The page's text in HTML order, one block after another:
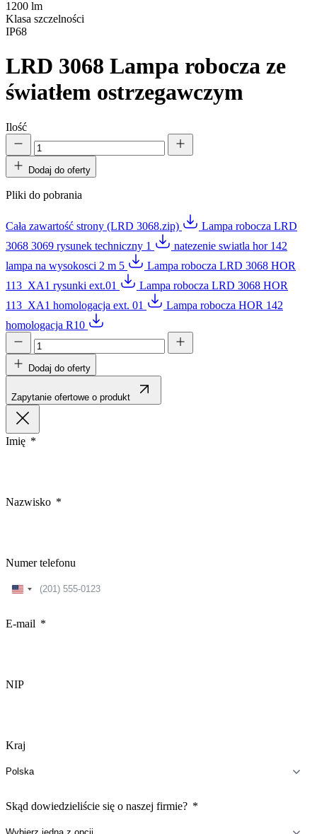
1200 lm
Klasa szczelności
IP68
LRD 3068 Lampa robocza ze
światłem ostrzegawczym
Ilość
Dodaj do oferty
Pliki do pobrania
Cała zawartość strony (LRD 3068.zip)
Lampa robocza LRD
3068 3069 rysunek techniczny 1
natezenie swiatla hor 142
lampa na wysokosci 2 m 5
Lampa robocza LRD 3068 HOR
113_XA1 rysunki ext.01
Lampa robocza LRD 3068 HOR
113_XA1 homologacja ext. 01
Lampa robocza HOR 142
homologacja R10
Dodaj do oferty
Zapytanie ofertowe o produkt
Imię
Nazwisko
Numer telefonu
United
E-mail
NIP
Kraj
Skąd dowiedzieliście się o naszej firmie?